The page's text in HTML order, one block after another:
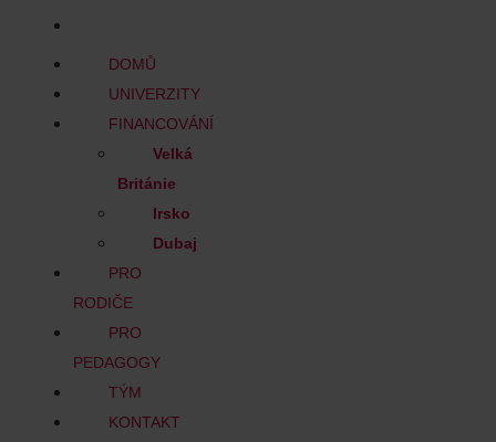
DOMŮ
UNIVERZITY
FINANCOVÁNÍ
Velká
Británie
Irsko
Dubaj
PRO
RODIČE
PRO
PEDAGOGY
TÝM
KONTAKT